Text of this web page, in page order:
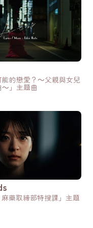
的戀愛？～父親與女兒
」主題曲
藥取締部特搜課」主題